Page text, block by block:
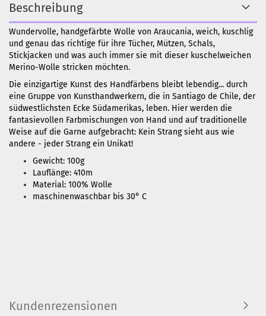
Beschreibung
Wundervolle, handgefärbte Wolle von Araucania, weich, kuschlig
und genau das richtige für ihre Tücher, Mützen, Schals,
Stickjacken und was auch immer sie mit dieser kuschelweichen
Merino-Wolle stricken möchten.
Die einzigartige Kunst des Handfärbens bleibt lebendig... durch
eine Gruppe von Kunsthandwerkern, die in Santiago de Chile, der
südwestlichsten Ecke Südamerikas, leben. Hier werden die
fantasievollen Farbmischungen von Hand und auf traditionelle
Weise auf die Garne aufgebracht: Kein Strang sieht aus wie
andere - jeder Strang ein Unikat!
Gewicht: 100g
Lauflänge: 410m
Material: 100% Wolle
maschinenwaschbar bis 30° C
Kundenrezensionen